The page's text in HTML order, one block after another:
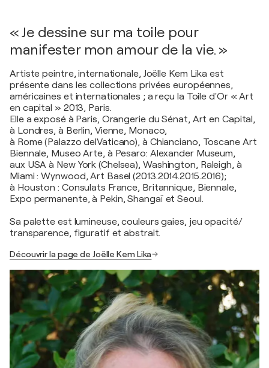
« Je dessine sur ma toile pour
manifester mon amour de la vie. »
Artiste peintre, internationale, Joëlle Kem Lika est
présente dans les collections privées européennes,
américaines et internationales ; a reçu la Toile d'Or « Art
en capital » 2013, Paris.
Elle a exposé à Paris, Orangerie du Sénat, Art en Capital,
à Londres, à Berlin, Vienne, Monaco,
à Rome (Palazzo delVaticano), à Chianciano, Toscane Art
Biennale, Museo Arte, à Pesaro: Alexander Museum,
aux USA à New York (Chelsea), Washington, Raleigh, à
Miami : Wynwood, Art Basel (2013.2014.2015.2016);
à Houston : Consulats France, Britannique, Biennale,
Expo permanente, à Pekin, Shangaï et Seoul.
Sa palette est lumineuse, couleurs gaies, jeu opacité/
transparence, figuratif et abstrait.
Découvrir la page de Joëlle Kem Lika